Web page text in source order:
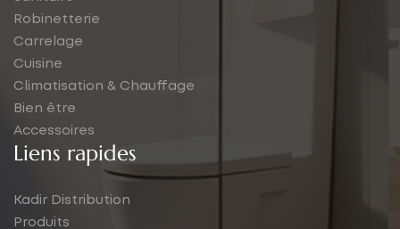
Robinetterie
Carrelage
Cuisine
Climatisation & Chauffage
Bien être
Accessoires
Liens rapides
Kadir Distribution
Produits